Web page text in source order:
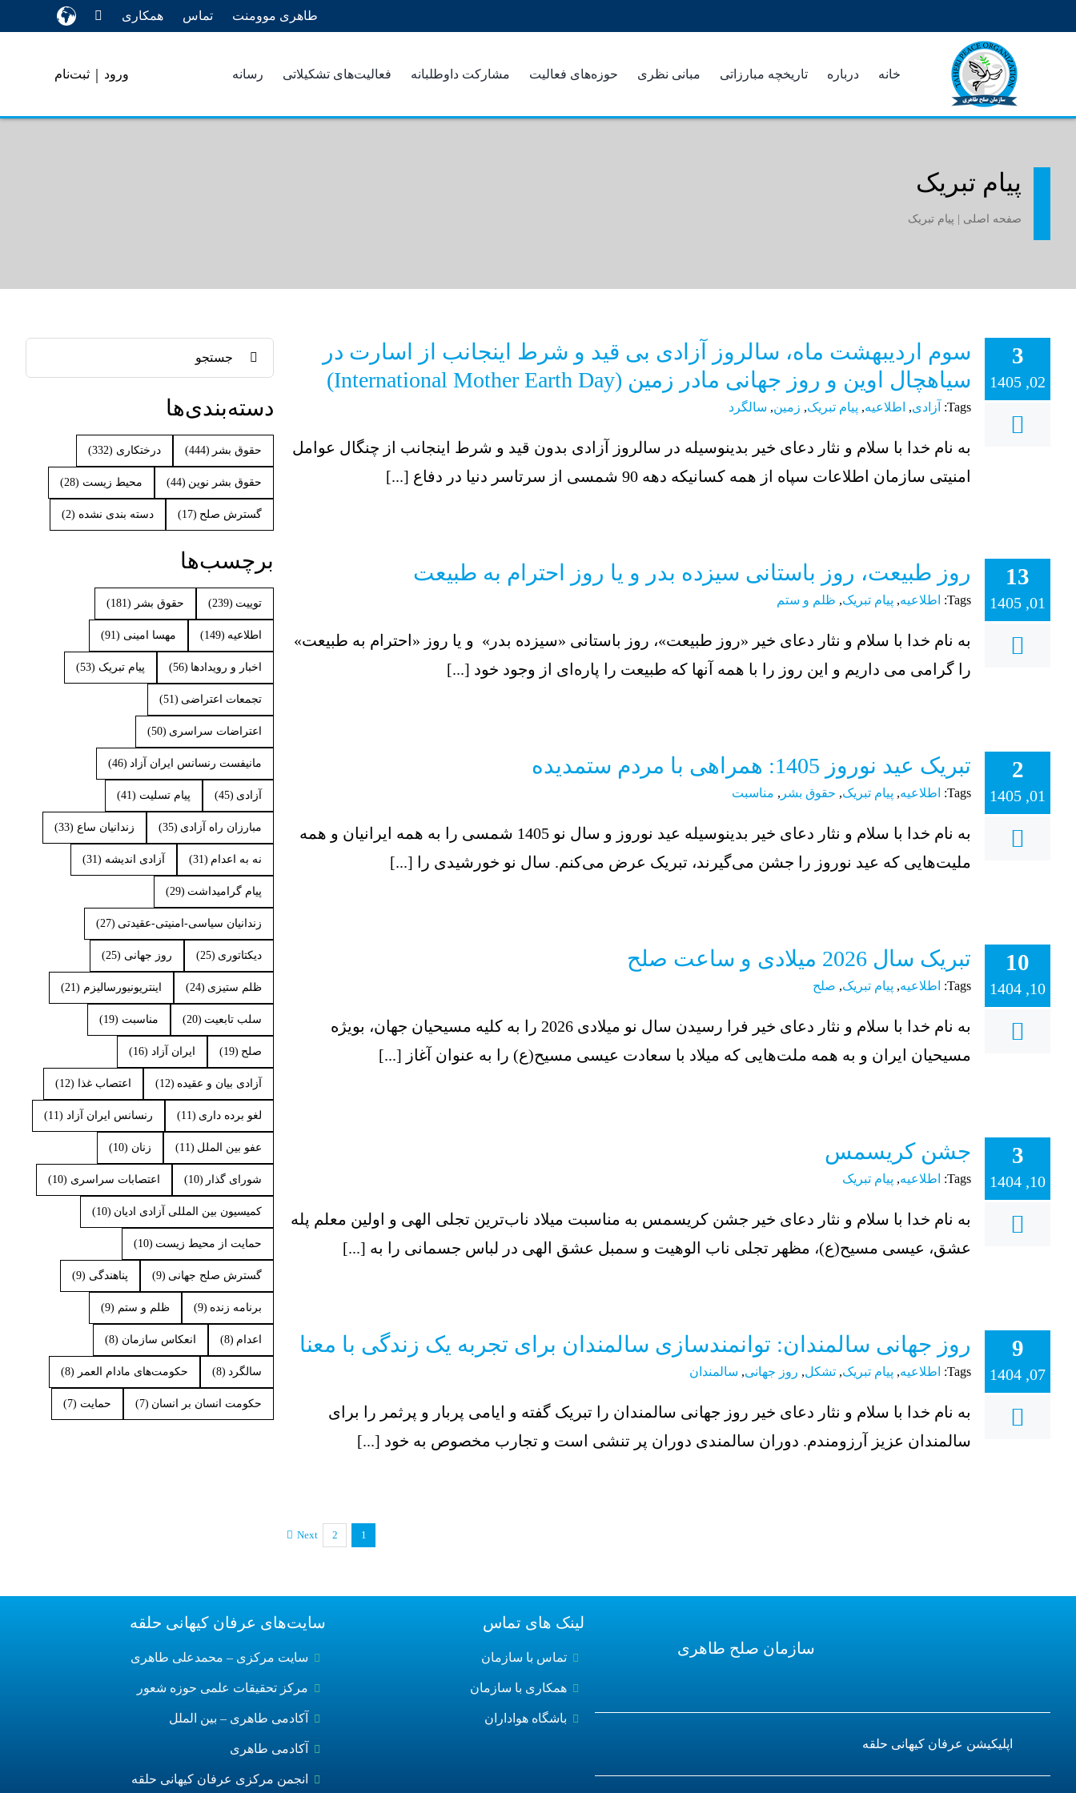
طاهری موومنت تماس همکاری
خانه درباره تاریخچه مبارزاتی مبانی نظری حوزه‌های فعالیت مشارکت داوطلبانه فعالیت‌های تشکیلاتی رسانه ورود | ثبت‌نام
پیام تبریک
صفحه اصلی پیام تبریک
3
02, 1405
سوم اردیبهشت ماه، سالروز آزادی بی قید و شرط اینجانب از اسارت در
سیاهچال اوین و روز جهانی مادر زمین (International Mother Earth Day)
Tags: آزادی, اطلاعیه, پیام تبریک, زمین, سالگرد
به نام خدا با سلام و نثار دعای خیر بدینوسیله در سالروز آزادی بدون قید و شرط اینجانب از چنگال عوامل
امنیتی سازمان اطلاعات سپاه از همه کسانیکه دهه 90 شمسی از سرتاسر دنیا در دفاع [...]
13
01, 1405
روز طبیعت، روز باستانی سیزده بدر و یا روز احترام به طبیعت
Tags: اطلاعیه, پیام تبریک, ظلم و ستم
به نام خدا با سلام و نثار دعای خیر «روز طبیعت»، روز باستانی «سیزده بدر» و یا روز «احترام به طبیعت»
را گرامی می داریم و این روز را با همه آنها که طبیعت را پاره‌ای از وجود خود [...]
2
01, 1405
تبریک عید نوروز 1405: همراهی با مردم ستمدیده
Tags: اطلاعیه, پیام تبریک, حقوق بشر , مناسبت
به نام خدا با سلام و نثار دعای خیر بدینوسیله عید نوروز و سال نو 1405 شمسی را به همه ایرانیان و همه
ملیت‌هایی که عید نوروز را جشن می‌گیرند، تبریک عرض می‌کنم. سال نو خورشیدی را [...]
10
10, 1404
تبریک سال 2026 میلادی و ساعت صلح
Tags: اطلاعیه, پیام تبریک, صلح
به نام خدا با سلام و نثار دعای خیر فرا رسیدن سال نو میلادی 2026 را به کلیه مسیحیان جهان، بویژه
مسیحیان ایران و به همه ملت‌هایی که میلاد با سعادت عیسی مسیح(ع) را به عنوان آغاز [...]
3
10, 1404
جشن کریسمس
Tags: اطلاعیه, پیام تبریک
به نام خدا با سلام و نثار دعای خیر جشن کریسمس به مناسبت میلاد ناب‌ترین تجلی الهی و اولین معلم پله
عشق، عیسی مسیح(ع)، مظهر تجلی ناب الوهیت و سمبل عشق الهی در لباس جسمانی را به [...]
9
07, 1404
روز جهانی سالمندان: توانمندسازی سالمندان برای تجربه‌ یک زندگی با معنا
Tags: اطلاعیه, پیام تبریک, تشکل, روز جهانی, سالمندان
به نام خدا با سلام و نثار دعای خیر روز جهانی سالمندان را تبریک گفته و ایامی پربار و پرثمر را برای
سالمندان عزیز آرزومندم. دوران سالمندی دوران پر تنشی است و تجارب مخصوص به خود [...]
1
2
Next
Search
for:
دسته‌بندی‌ها
حقوق بشر (444) درختکاری (332)
حقوق بشر نوین (44) محیط زیست (28)
گسترش صلح (17) دسته بندی نشده (2)
برچسب‌ها
توییت (239) حقوق بشر (181)
اطلاعیه (149) مهسا امینی (91)
اخبار و رویدادها (56) پیام تبریک (53)
تجمعات اعتراضی (51)
اعتراضات سراسری (50)
مانیفست رنسانس ایران آزاد (46)
آزادی (45) پیام تسلیت (41)
مبارزان راه آزادی (35) زندانیان ساع (33)
نه به اعدام (31) آزادی اندیشه (31)
پیام گرامیداشت (29)
زندانیان سیاسی-امنیتی-عقیدتی (27)
دیکتاتوری (25) روز جهانی (25)
ظلم ستیزی (24) اینتریونیورسالیزم (21)
سلب تابعیت (20) مناسبت (19)
صلح (19) ایران آزاد (16)
آزادی بیان و عقیده (12) اعتصاب غذا (12)
لغو برده داری (11) رنسانس ایران آزاد (11)
عفو بین الملل (11) زنان (10)
شورای گذار (10) اعتصابات سراسری (10)
کمیسیون بین المللی آزادی ادیان (10)
حمایت از محیط زیست (10)
گسترش صلح جهانی (9) پناهندگی (9)
برنامه زنده (9) ظلم و ستم (9)
اعدام (8) انعکاس سازمان (8)
سالگرد (8) حکومت‌های مادام العمر (8)
حکومت انسان بر انسان (7) حمایت (7)
سازمان صلح طاهری
اپلیکیشن عرفان کیهانی حلقه
لینک های تماس
تماس با سازمان
همکاری با سازمان
باشگاه هواداران
سایت‌های عرفان کیهانی حلقه
سایت مرکزی – محمدعلی طاهری
مرکز تحقیقات علمی حوزه شعور
آکادمی طاهری – بین الملل
آکادمی طاهری
انجمن مرکزی عرفان کیهانی حلقه